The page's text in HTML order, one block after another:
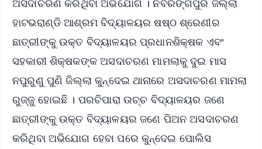
ଅସଦାଚରଣ କରିଥିବା ଅଭିଯୋଗ । ନବରଙ୍ଗପୁର ଜିଲ୍ଲା
ହାଟଭରାଣ୍ଡି ଆଶ୍ରମ ବିଦ୍ୟାଳୟର ଷଷ୍ଠ ଶ୍ରେଣୀର
ଛାତ୍ରୀଙ୍କୁ ଉକ୍ତ ବିଦ୍ୟାଳୟର ପ୍ରଧାନଶିକ୍ଷକ ଏବଂ
ସହକାରୀ ଶିକ୍ଷକଙ୍କ ଅସଦାଚରଣ ମାମଲାକୁ ଦୁଇ ମାସ
ନପୁରୁଣୁ ପୁଣି ଜିଲ୍ଲା କୁନ୍ଦେଇ ଥାନାରେ ଅସଦାଚରଣ ମାମଲା
ରୁଜ୍ଜୁ ହୋଇଛି । ପରଚିପାରା ଉଚ୍ଚ ବିଦ୍ୟାଳୟର ଜଣେ
ଛାତ୍ରୀଙ୍କୁ ଉକ୍ତ ବିଦ୍ୟାଳୟର ଜଣେ ପିଅନ ଅସଦାଚରଣ
କରିଥିବା ଅଭିଯୋଗ ହେବା ପରେ କୁନ୍ଦେଇ ପୋଲିସ